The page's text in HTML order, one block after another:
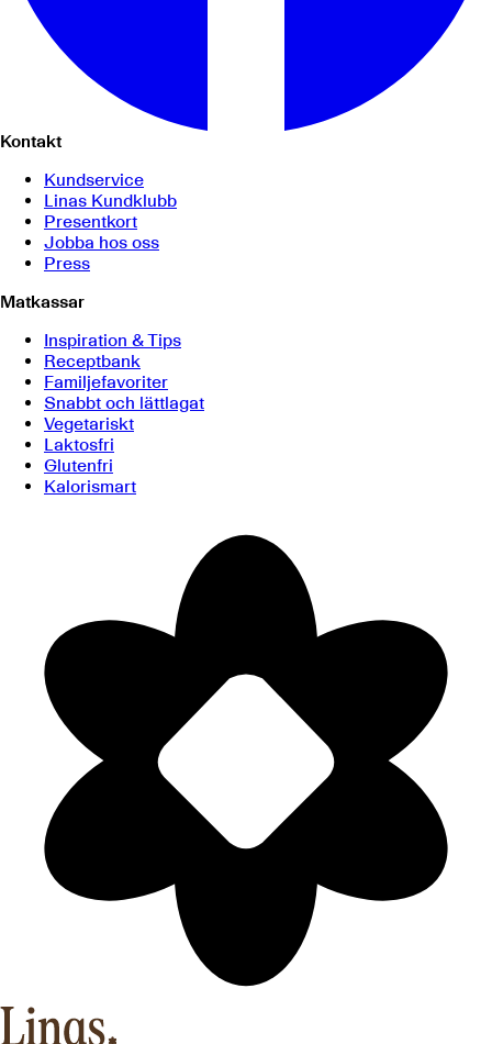
Kontakt
Kundservice
Linas Kundklubb
Presentkort
Jobba hos oss
Press
Matkassar
Inspiration & Tips
Receptbank
Familjefavoriter
Snabbt och lättlagat
Vegetariskt
Laktosfri
Glutenfri
Kalorismart